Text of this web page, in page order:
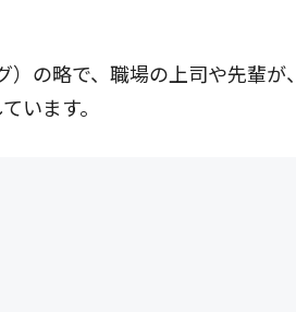
の略で、職場の上司や先輩
います。